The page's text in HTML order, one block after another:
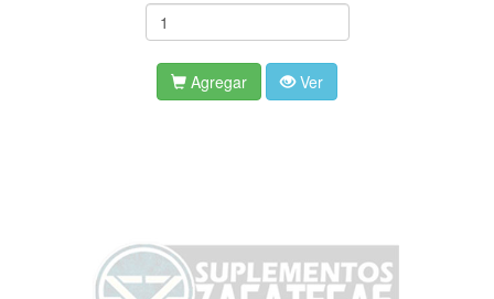
Agregar Ver